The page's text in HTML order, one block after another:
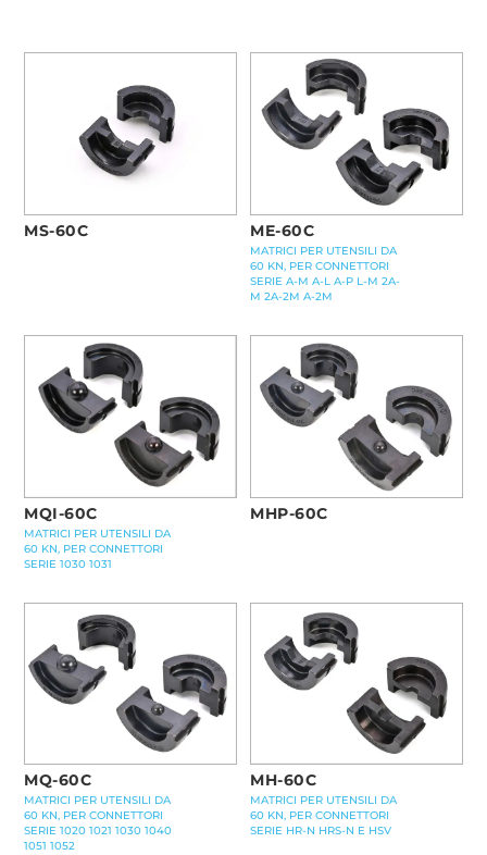
MS-60C ME-60C
MATRICI PER UTENSILI DA
60 KN, PER CONNETTORI
SERIE A-M A-L A-P L-M 2A-
M 2A-2M A-2M
MQI-60C
MATRICI PER UTENSILI DA
60 KN, PER CONNETTORI
SERIE 1030 1031
MHP-60C
MQ-60C
MATRICI PER UTENSILI DA
60 KN, PER CONNETTORI
SERIE 1020 1021 1030 1040
1051 1052
MH-60C
MATRICI PER UTENSILI DA
60 KN, PER CONNETTORI
SERIE HR-N HRS-N E HSV